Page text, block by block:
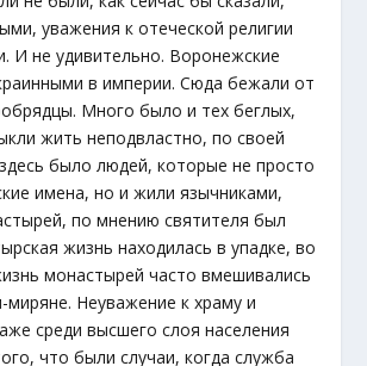
уважения к отеческой религии
И не удивительно. Воронежские
в империи. Сюда бежали от
Много было и тех беглых,
жить неподвластно, по своей
было людей, которые не просто
имена, но и жили язычниками,
по мнению святителя был
жизнь находилась в упадке, во
монастырей часто вмешивались
миряне. Неуважение к храму и
среди высшего слоя населения
что были случаи, когда служба